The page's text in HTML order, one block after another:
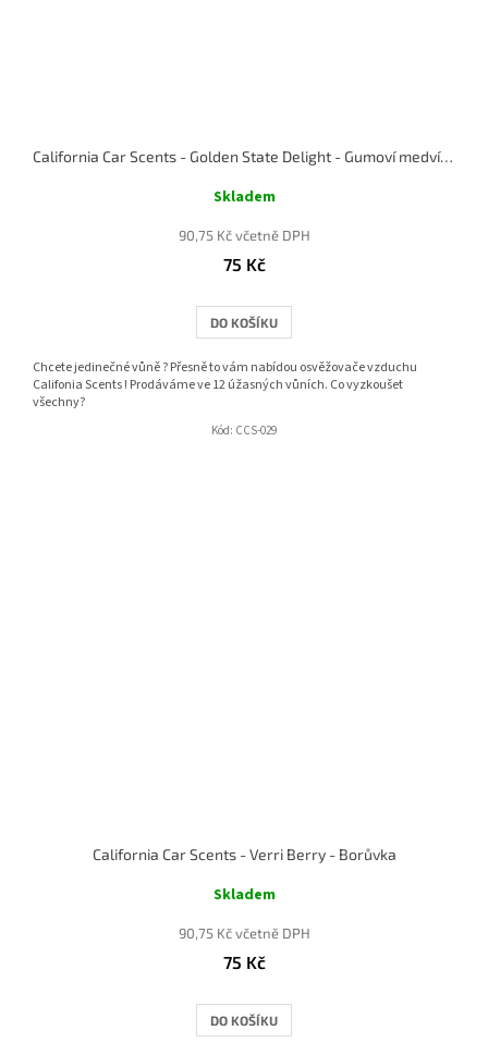
California Car Scents - Golden State Delight - Gumoví medvídci
Skladem
90,75 Kč včetně DPH
75 Kč
DO KOŠÍKU
Chcete jedinečné vůně ? Přesně to vám nabídou osvěžovače vzduchu
Califonia Scents ! Prodáváme ve 12 úžasných vůních. Co vyzkoušet
všechny?
Kód: CCS-029
California Car Scents - Verri Berry - Borůvka
Skladem
90,75 Kč včetně DPH
75 Kč
DO KOŠÍKU